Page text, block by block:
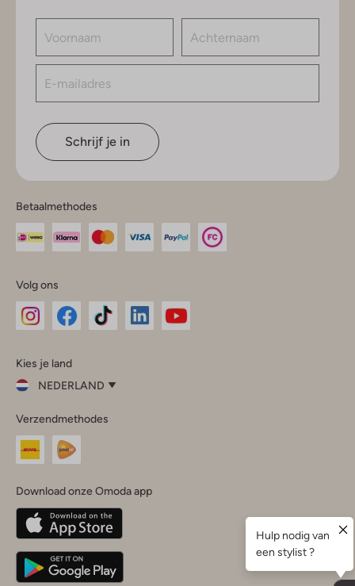
Schrijf je in
Betaalmethodes
Volg ons
InstagramFacebook
Kies je land
NEDERLAND
je
land
Nederland
Belgique(Français)
Deutschland
Verzendmethodes
Download onze Omoda app